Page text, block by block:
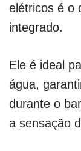
elétricos é o
integrado.
Ele é ideal
água,
durante o
a sensação